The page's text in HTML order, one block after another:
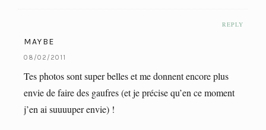
REPLY
MAYBE
08/02/2011
Tes photos sont super belles et me donnent encore plus
envie de faire des gaufres (et je précise qu’en ce moment
j’en ai suuuuper envie) !